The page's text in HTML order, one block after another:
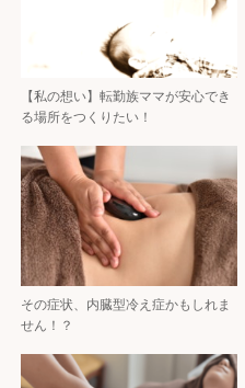
【私の想い】転勤族ママが安心でき
る場所をつくりたい！
その症状、内臓型冷え症かもしれま
せん！？